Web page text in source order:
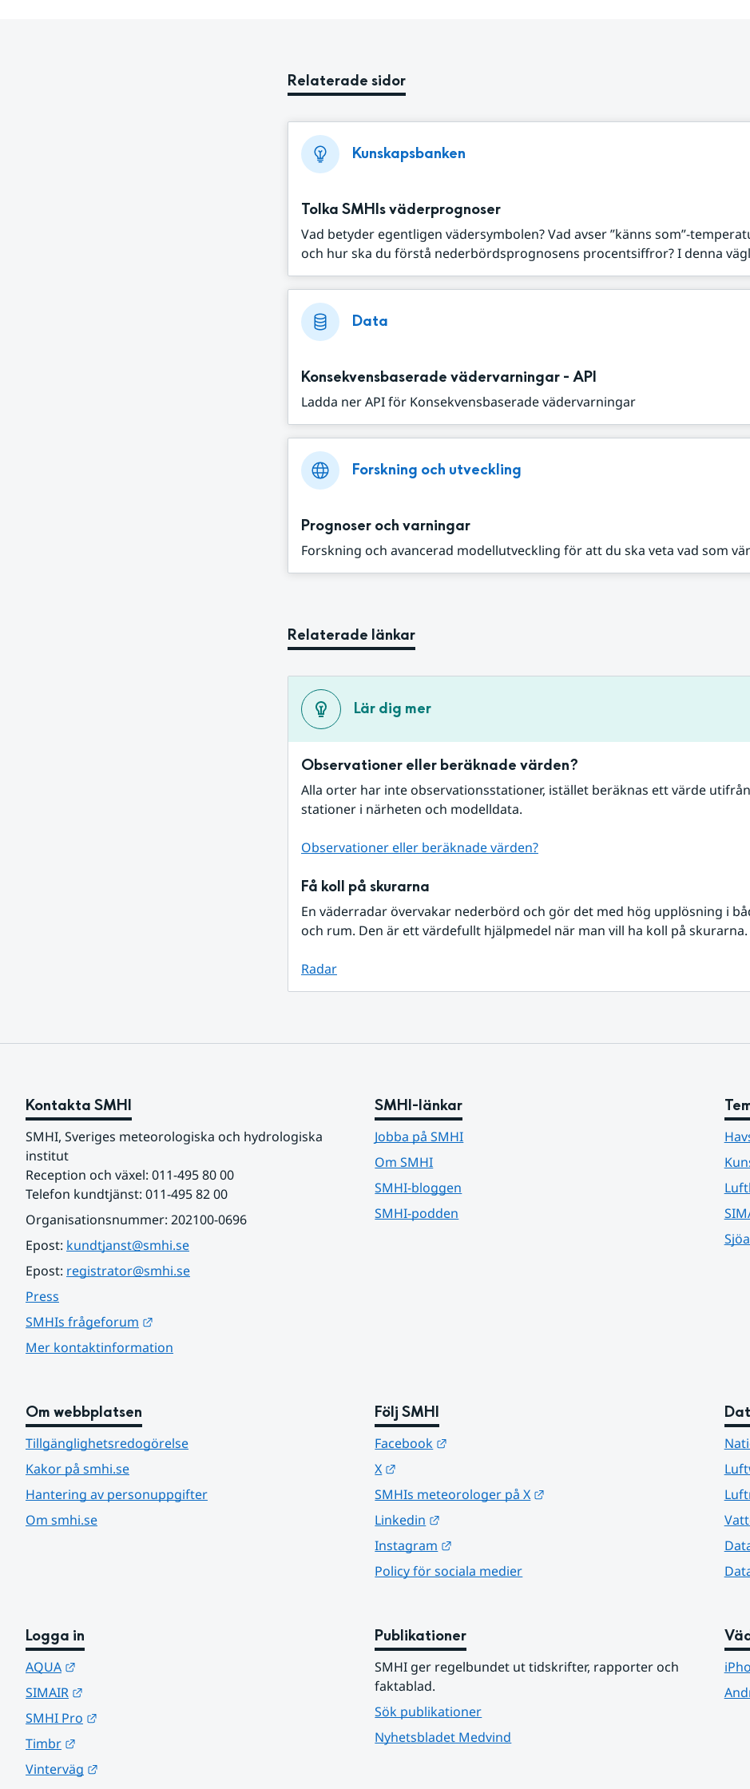
Relaterade sidor
Kunskapsbanken
Tolka SMHIs väderprognoser
Vad betyder egentligen vädersymbolen? Vad avser ”känns som”-
och hur ska du förstå nederbördsprognosens procentsiffror? I denna
Data
Konsekvensbaserade vädervarningar - API
Ladda ner API för Konsekvensbaserade vädervarningar
Forskning och utveckling
Prognoser och varningar
Forskning och avancerad modellutveckling för att du ska veta vad som
Relaterade länkar
Lär dig mer
Observationer eller beräknade värden?
Alla orter har inte observationsstationer, istället beräknas ett värde utifrån
stationer i närheten och modelldata.
Observationer eller beräknade värden?
Få koll på skurarna
En väderradar övervakar nederbörd och gör det med hög upplösning i
och rum. Den är ett värdefullt hjälpmedel när man vill ha koll på skurarna.
Radar
Kontakta SMHI
SMHI, Sveriges meteorologiska och hydrologiska
institut
Reception och växel: 011-495 80 00
Telefon kundtjänst: 011-495 82 00
Organisationsnummer: 202100-0696
Epost: kundtjanst@smhi.se
Epost: registrator@smhi.se
Press
SMHIs frågeforum
Mer kontaktinformation
SMHI-länkar
Jobba på SMHI
Om SMHI
SMHI-bloggen
SMHI-podden
Om webbplatsen
Tillgänglighetsredogörelse
Kakor på smhi.se
Hantering av personuppgifter
Om smhi.se
Följ SMHI
Facebook
X
SMHIs meteorologer på X
Linkedin
Instagram
Policy för sociala medier
Logga in
AQUA
SIMAIR
SMHI Pro
Timbr
Vinterväg
Publikationer
SMHI ger regelbundet ut tidskrifter, rapporter och
faktablad.
Sök publikationer
Nyhetsbladet Medvind